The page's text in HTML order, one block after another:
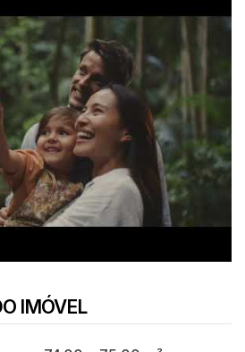
IMÓVEL